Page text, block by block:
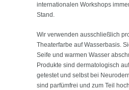
internationalen Workshops
Stand.
Wir verwenden ausschließlich
Theaterfarbe auf Wasserbasis.
Seife und warmen Wasser
Produkte sind dermatologisch
getestet und selbst bei
sind parfümfrei und zum Teil